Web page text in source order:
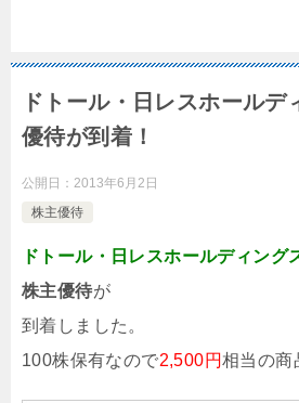
ドトール・日レスホールデ
優待が到着！
公開日： 2013年6月2日
株主優待
ドトール・日レスホールディング
株主優待が
到着しました。
100株保有なので2,500円相当の商